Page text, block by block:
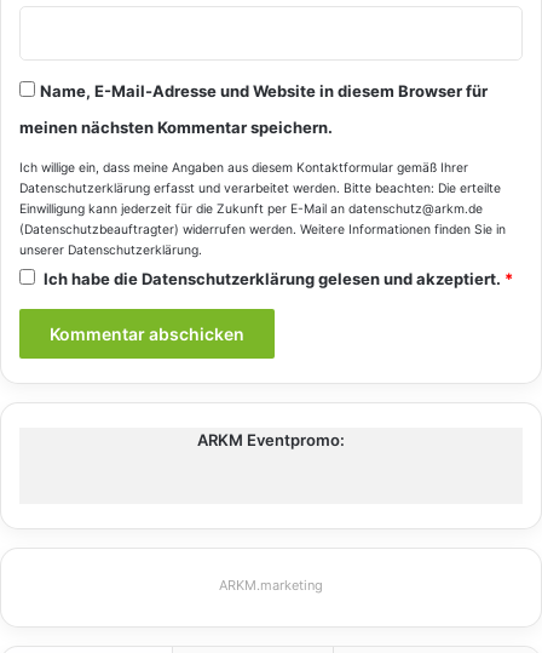
Name, E-Mail-Adresse und Website in diesem Browser für
meinen nächsten Kommentar speichern.
Ich willige ein, dass meine Angaben aus diesem Kontaktformular gemäß Ihrer
Datenschutzerklärung erfasst und verarbeitet werden. Bitte beachten: Die erteilte
Einwilligung kann jederzeit für die Zukunft per E-Mail an datenschutz@arkm.de
(Datenschutzbeauftragter) widerrufen werden. Weitere Informationen finden Sie in
unserer Datenschutzerklärung.
Ich habe dieDatenschutzerklärunggelesen und akzeptiert. *
ARKM Eventpromo:
ARKM.marketing